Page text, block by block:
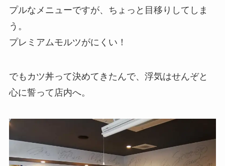
プルなメニューですが、ちょっと目移りしてしま
う。
プレミアムモルツがにくい！
でもカツ丼って決めてきたんで、浮気はせんぞと
心に誓って店内へ。